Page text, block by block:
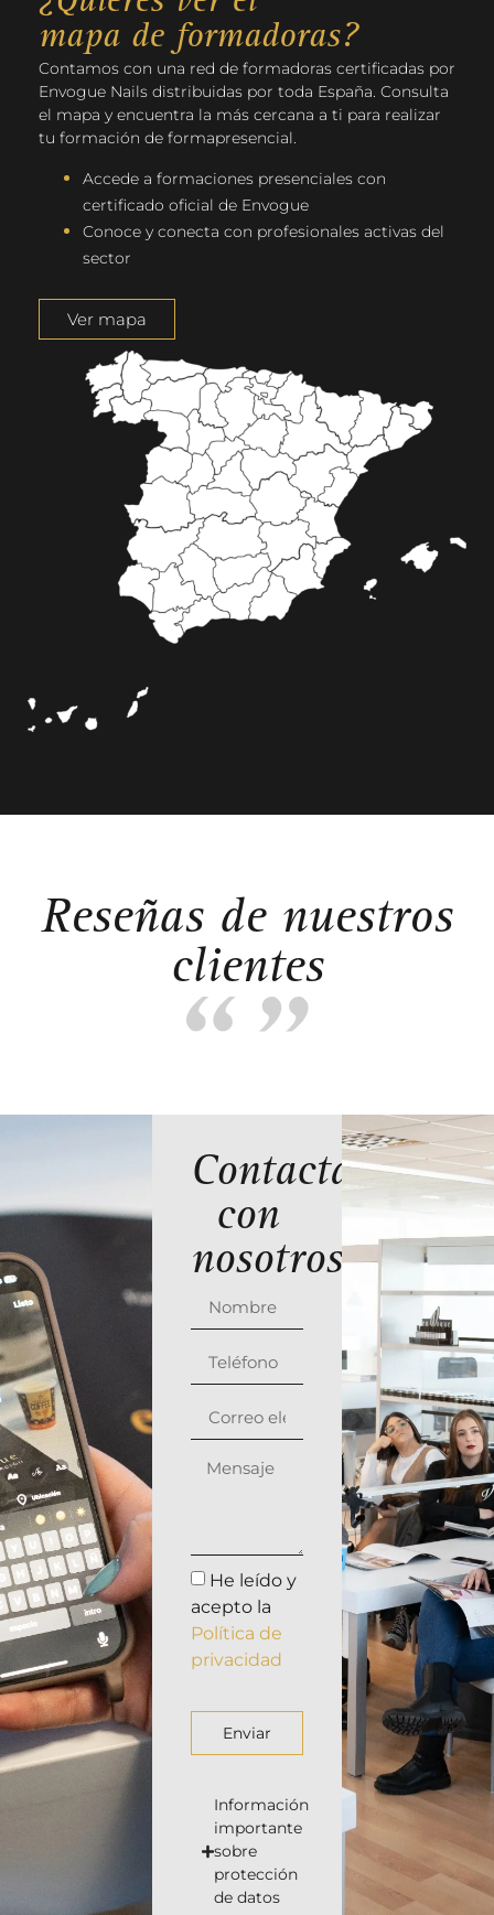
mapa de formadoras?
Contamos con una red de formadoras certificadas por
Envogue Nails distribuidas por toda España. Consulta
el mapa y encuentra la más cercana a ti para realizar
tu formación de formapresencial.
Accede a formaciones presenciales con
certificado oficial de Envogue
Conoce y conecta con profesionales activas del
sector
Ver mapa
Reseñas de nuestros
clientes
Contacta
con
nosotros
He leído y
acepto la
Política de
privacidad
Enviar
Información
importante
sobre
protección
de datos